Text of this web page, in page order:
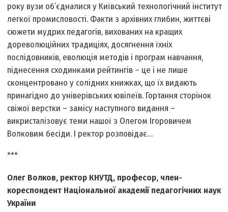
року вузи об’єдналися у Київський технологічний інститут
легкої промисловості. Факти з архівних глибин, життєві
сюжети мудрих педагогів, вихованих на кращих
дореволюційних традиціях, досягнення їхніх
послідовників, еволюція методів і програм навчання,
піднесення сходинками рейтингів – це і не лише
сконцентровано у солідних книжках, що їх видають
принагідно до універівських ювілеїв. Гортання сторінок
свіжої верстки – замісу наступного видання –
викристалізовує теми нашої з Олегом Ігоровичем
Волковим бесіди. І ректор розповідає…
***
Олег Волков, ректор КНУТД, професор, член-
кореспондент Національної академії педагогічних наук
України